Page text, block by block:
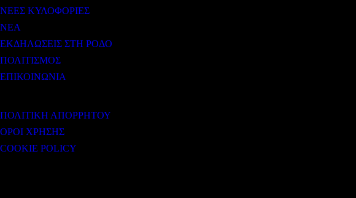
ΝΕΕΣ ΚΥΛΟΦΟΡΙΕΣ
ΝΕΑ
ΕΚΔΗΛΩΣΕΙΣ ΣΤΗ ΡΟΔΟ
ΠΟΛΙΤΙΣΜΟΣ
ΕΠΙΚΟΙΝΩΝΙΑ
ΠΟΛΙΤΙΚΗ ΑΠΟΡΡΗΤΟΥ
ΟΡΟΙ ΧΡΗΣΗΣ
COOKIE POLICY